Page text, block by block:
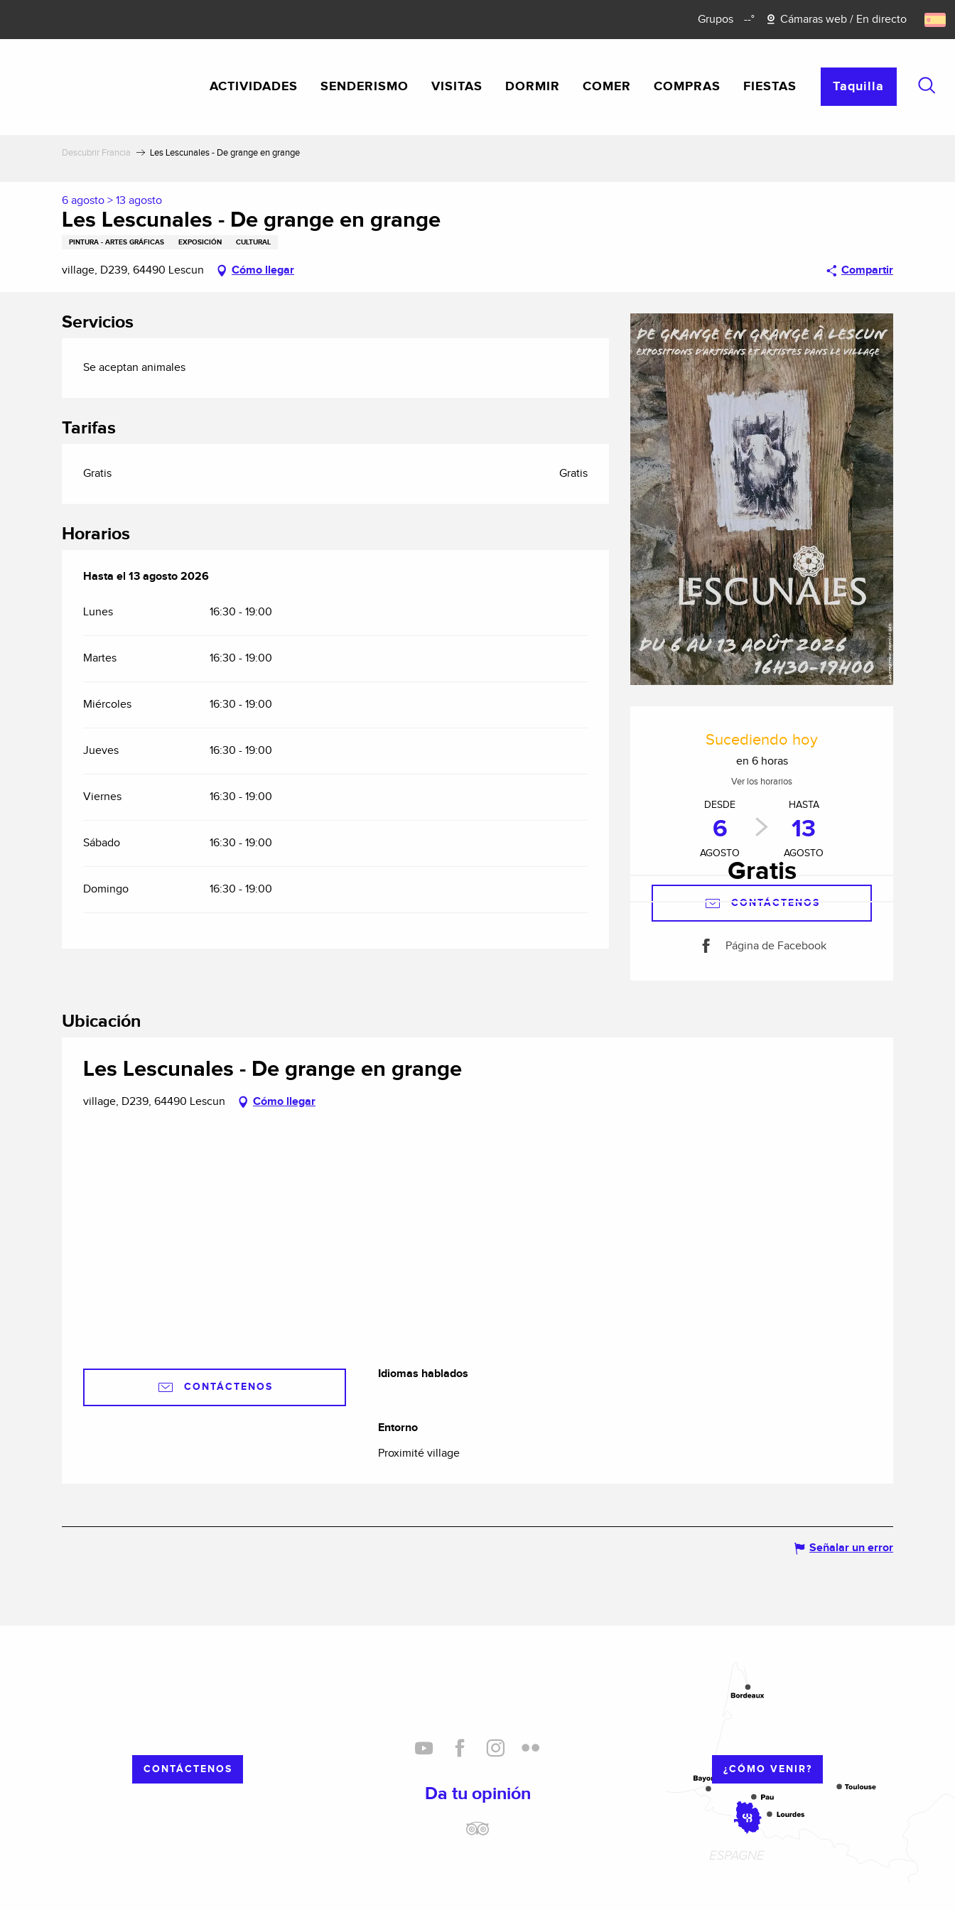
contenu
Grupos --° Cámaras web / En directo
ACTIVIDADES SENDERISMO VISITAS DORMIR COMER COMPRAS FIESTAS Taquilla
Descubrir Francia Les Lescunales - De grange en grange
6 agosto > 13 agosto
Les Lescunales - De grange en grange
PINTURA - ARTES GRÁFICAS EXPOSICIÓN CULTURAL
village, D239, 64490 Lescun Cómo llegar Compartir
Sucediendo hoy
en 6 horas
Ver los horarios
DESDE
6
AGOSTO
HASTA
13
AGOSTO
Gratis
CONTÁCTENOS
Página de Facebook
Servicios
Se aceptan animales
Tarifas
Gratis Gratis
Horarios
Del6 agosto 2026al13 agosto 2026
Hasta el 13 agosto 2026
Lunes 16:30 - 19:00
Martes 16:30 - 19:00
Miércoles 16:30 - 19:00
Jueves 16:30 - 19:00
Viernes 16:30 - 19:00
Sábado 16:30 - 19:00
Domingo 16:30 - 19:00
Ubicación
Les Lescunales - De grange en grange
village, D239, 64490 Lescun Cómo llegar
CONTÁCTENOS
Idiomas hablados
Idiomas hablados
Entorno
Entorno
Proximité village
Señalar un error
CONTÁCTENOS
Da tu opinión
¿CÓMO VENIR?